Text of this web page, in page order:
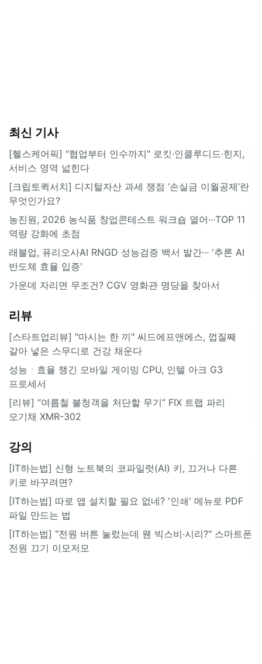
최신 기사
[헬스케어픽] "협업부터 인수까지" 로킷·인클루디드·힌지,
서비스 영역 넓힌다
[크립토퀵서치] 디지털자산 과세 쟁점 ‘손실금 이월공제’란
무엇인가요?
농진원, 2026 농식품 창업콘테스트 워크숍 열어···TOP 11
역량 강화에 초점
래블업, 퓨리오사AI RNGD 성능검증 백서 발간··· '추론 AI
반도체 효율 입증'
가운데 자리면 무조건? CGV 영화관 명당을 찾아서
리뷰
[스타트업리뷰] "마시는 한 끼" 씨드에프앤에스, 껍질째
갈아 넣은 스무디로 건강 채운다
성능ㆍ효율 챙긴 모바일 게이밍 CPU, 인텔 아크 G3
프로세서
[리뷰] “여름철 불청객을 처단할 무기” FIX 트랩 파리
모기채 XMR-302
강의
[IT하는법] 신형 노트북의 코파일럿(AI) 키, 끄거나 다른
키로 바꾸려면?
[IT하는법] 따로 앱 설치할 필요 없네? '인쇄' 메뉴로 PDF
파일 만드는 법
[IT하는법] "전원 버튼 눌렀는데 웬 빅스비·시리?" 스마트폰
전원 끄기 이모저모